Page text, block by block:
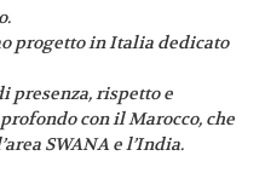
progetto in Italia dedicato
presenza, rispetto e
con il Marocco, che
SWANA e l’India.